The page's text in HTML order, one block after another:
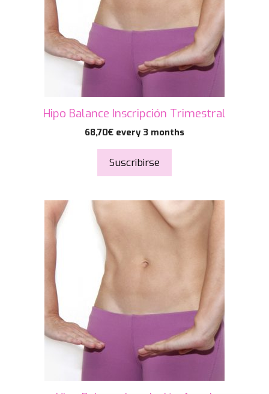
Hipo Balance Inscripción Trimestral
68,70€ every 3 months
Suscribirse